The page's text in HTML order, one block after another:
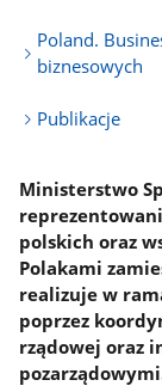
Poland.
biznesowych
Publikacje
Ministerstwo
polskich oraz
Polakami
realizuje w
poprzez
rządowej oraz